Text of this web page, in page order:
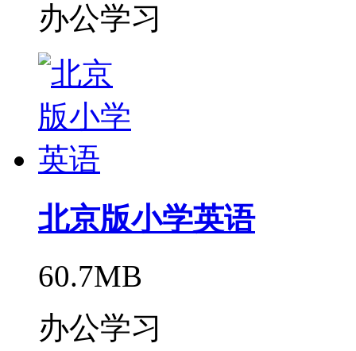
办公学习
北京版小学英语
60.7MB
办公学习